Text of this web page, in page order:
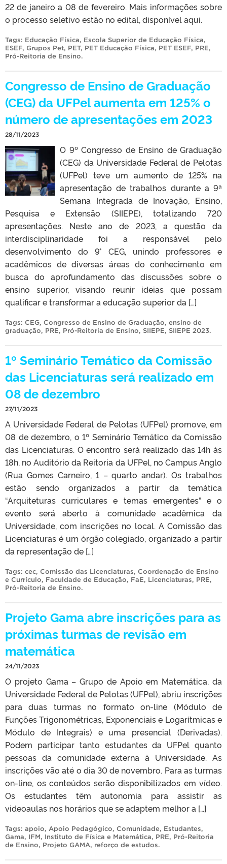
22 de janeiro a 08 de fevereiro. Mais informações sobre
o processo seletivo estão no edital, disponível aqui.
Tags: Educação Física, Escola Superior de Educação Física,
ESEF, Grupos Pet, PET, PET Educação Física, PET ESEF, PRE,
Pró-Reitoria de Ensino.
Congresso de Ensino de Graduação
(CEG) da UFPel aumenta em 125% o
número de apresentações em 2023
28/11/2023
O 9º Congresso de Ensino de Graduação
(CEG) da Universidade Federal de Pelotas
(UFPel) teve um aumento de 125% na
apresentação de trabalhos durante a 9ª
Semana Integrada de Inovação, Ensino,
Pesquisa e Extensão (SIIEPE), totalizando 720
apresentações. Neste ano de 2023, a questão da
interdisciplinaridade foi a responsável pelo
desenvolvimento do 9° CEG, unindo professores e
acadêmicos de diversas áreas do conhecimento em
busca do aprofundamento das discussões sobre o
ensino superior, visando reunir ideias que possam
qualificar e transformar a educação superior da […]
Tags: CEG, Congresso de Ensino de Graduação, ensino de
graduação, PRE, Pró-Reitoria de Ensino, SIIEPE, SIIEPE 2023.
1º Seminário Temático da Comissão
das Licenciaturas será realizado em
08 de dezembro
27/11/2023
A Universidade Federal de Pelotas (UFPel) promove, em
08 de dezembro, o 1º Seminário Temático da Comissão
das Licenciaturas. O encontro será realizado das 14h às
18h, no Auditório da Reitoria da UFPel, no Campus Anglo
(Rua Gomes Carneiro, 1 – quarto andar). Os trabalhos
estão sendo organizados a partir da temática
“Arquiteturas curriculares e temas emergentes” e o
evento será aberto à comunidade acadêmica da
Universidade, com inscrições no local. A Comissão das
Licenciaturas é um órgão colegiado, organizado a partir
da representação de […]
Tags: cec, Comissão das Licenciaturas, Coordenação de Ensino
e Currículo, Faculdade de Educação, FaE, Licenciaturas, PRE,
Pró-Reitoria de Ensino.
Projeto Gama abre inscrições para as
próximas turmas de revisão em
matemática
24/11/2023
O projeto Gama – Grupo de Apoio em Matemática, da
Universidade Federal de Pelotas (UFPel), abriu inscrições
para duas turmas no formato on-line (Módulo de
Funções Trigonométricas, Exponenciais e Logarítmicas e
Módulo de Integrais) e uma presencial (Derivadas).
Podem participar tanto estudantes da UFPel quanto
pessoas da comunidade externa à Universidade. As
inscrições vão até o dia 30 de novembro. Para as turmas
on-line, os conteúdos serão disponibilizados em vídeo.
Os estudantes têm autonomia para assistir as
videoaulas nos horários que se adaptem melhor a […]
Tags: apoio, Apoio Pedagógico, Comunidade, Estudantes,
Gama, IFM, Instituto de Física e Matemática, PRE, Pró-Reitoria
de Ensino, Projeto GAMA, reforço de estudos.